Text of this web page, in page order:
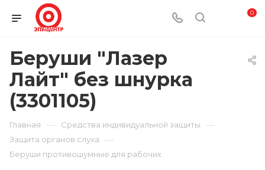
0
Беруши "Лазер
Лайт" без шнурка
(3301105)
Главная — Средства индивидуальной защиты —
Защита органов слуха —
Беруши противошумные для рабочих